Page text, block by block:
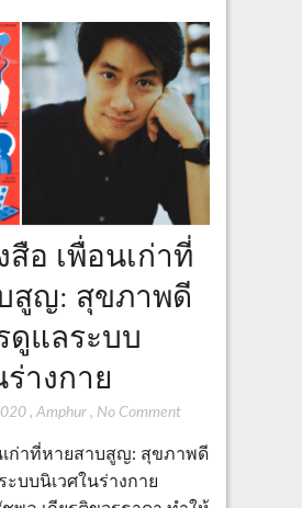
อ เพื่อนเก่าที่
สูญ: สุขภาพดี
ดูแลระบบ
างกาย
, Amphur, No Comment
ก่าที่หายสาบสูญ: สุขภาพดี
ะบบนิเวศในร่างกาย